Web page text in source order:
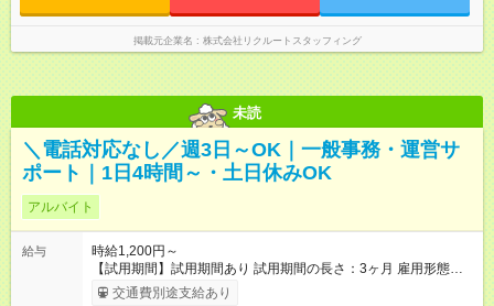
掲載元企業名 株式会社リクルートスタッフィング
未読
＼電話対応なし／週3日～OK｜一般事務・運営サ
ポート｜1日4時間～・土日休みOK
アルバイト
給与
時給1,200円～
【試用期間】試用期間あり 試用期間の長さ：3ヶ月 雇用形態、
給与は本採用時と同じです。
交通費別途支給あり